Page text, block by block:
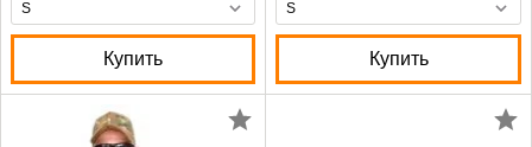
Купить Купить